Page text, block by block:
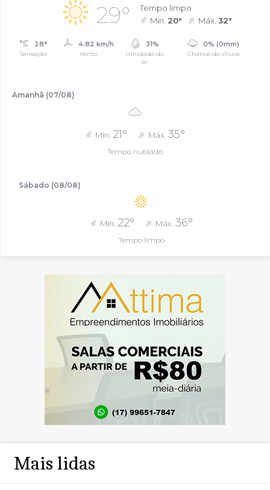
29°
Tempo limpo
Mín. 20° Máx.32°
28°
Sensação
4.82 km/h
Vento
31%
Umidade do
ar
0% (0mm)
Chance de chuva
Amanhã (07/08)
Mín. 21° Máx. 35°
Tempo nublado
Sábado (08/08)
Mín. 22° Máx. 36°
Tempo limpo
Mais lidas